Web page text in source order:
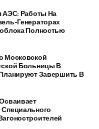
АЭС: Работы На
Генераторах
Полностью
Московской
Больницы В
Завершить В